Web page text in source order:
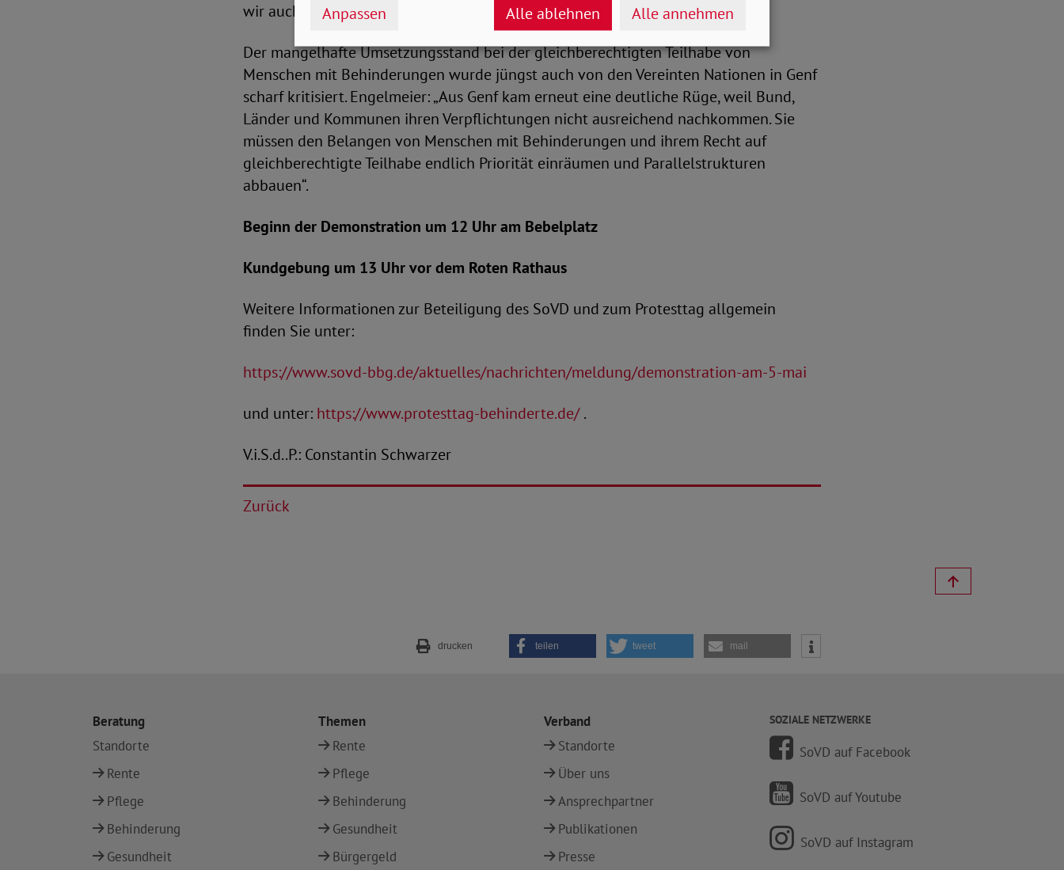
wir auch in Zeiten der Krise nicht vernachlässigen.“
Der mangelhafte Umsetzungsstand bei der gleichberechtigten Teilhabe von
Menschen mit Behinderungen wurde jüngst auch von den Vereinten Nationen in Genf
scharf kritisiert. Engelmeier: „Aus Genf kam erneut eine deutliche Rüge, weil Bund,
Länder und Kommunen ihren Verpflichtungen nicht ausreichend nachkommen. Sie
müssen den Belangen von Menschen mit Behinderungen und ihrem Recht auf
gleichberechtigte Teilhabe endlich Priorität einräumen und Parallelstrukturen
abbauen“.
Beginn der Demonstration um 12 Uhr am Bebelplatz
Kundgebung um 13 Uhr vor dem Roten Rathaus
Weitere Informationen zur Beteiligung des SoVD und zum Protesttag allgemein
finden Sie unter:
https://www.sovd-bbg.de/aktuelles/nachrichten/meldung/demonstration-am-5-mai
und unter: https://www.protesttag-behinderte.de/.
V.i.S.d..P.: Constantin Schwarzer
Zurück
drucken teilen tweet mail
Beratung
Standorte
Rente
Pflege
Behinderung
Gesundheit
Themen
Rente
Pflege
Behinderung
Gesundheit
Bürgergeld
Verband
Standorte
Über uns
Ansprechpartner
Publikationen
Presse
SOZIALE NETZWERKE
SoVD auf Facebook
SoVD auf Youtube
SoVD auf Instagram
Anpassen Alle ablehnen Alle annehmen